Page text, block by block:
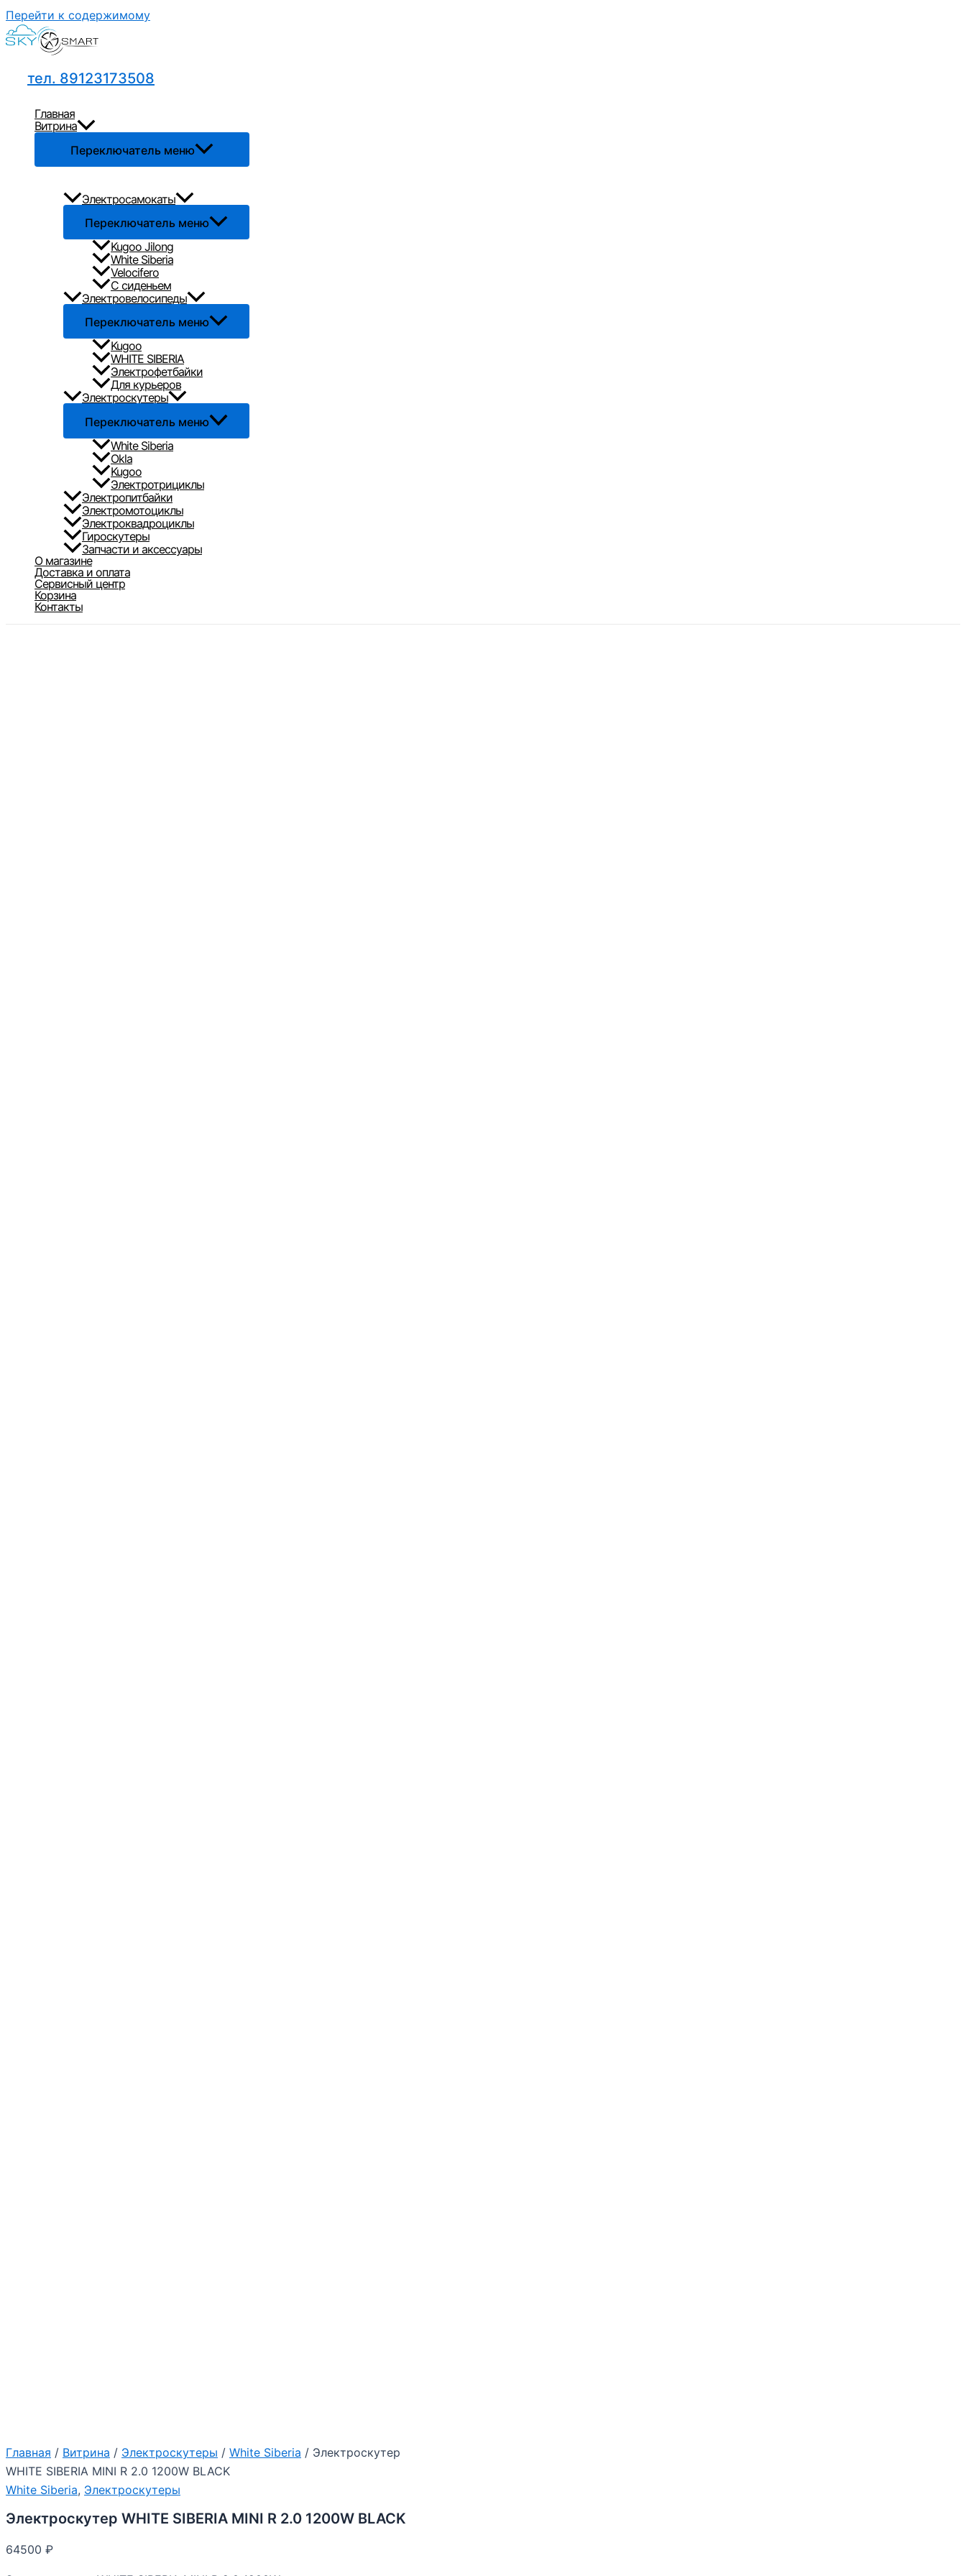
Перейти к содержимому
тел. 89123173508
Главная
Витрина
Переключатель меню
Электросамокаты
Переключатель меню
Kugoo Jilong
White Siberia
Velocifero
С сиденьем
Электровелосипеды
Переключатель меню
Kugoo
WHITE SIBERIA
Электрофетбайки
Для курьеров
Электроскутеры
Переключатель меню
White Siberia
Okla
Kugoo
Электротрициклы
Электропитбайки
Электромотоциклы
Электроквадроциклы
Гироскутеры
Запчасти и аксессуары
О магазине
Доставка и оплата
Сервисный центр
Корзина
Контакты
Главная / Витрина / Электроскутеры / White Siberia / Электроскутер
WHITE SIBERIA MINI R 2.0 1200W BLACK
White Siberia, Электроскутеры
Электроскутер WHITE SIBERIA MINI R 2.0 1200W BLACK
64500 ₽